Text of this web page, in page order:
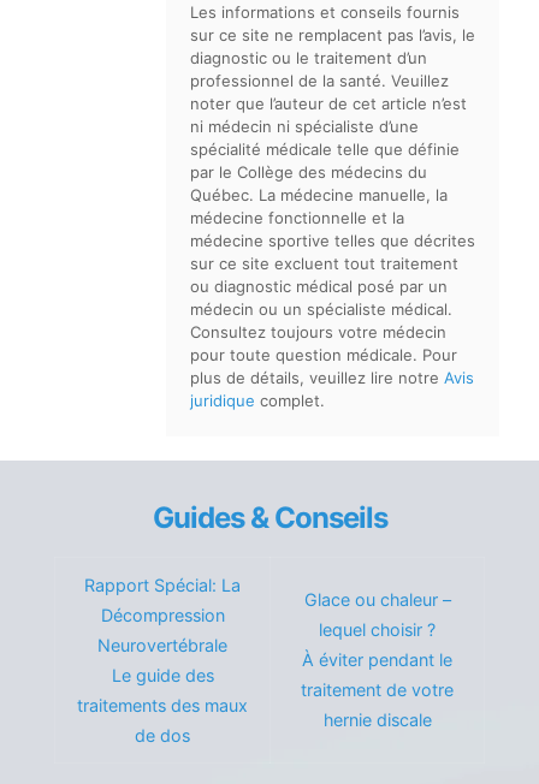
Les informations et conseils fournis
sur ce site ne remplacent pas l’avis, le
diagnostic ou le traitement d’un
professionnel de la santé. Veuillez
noter que l’auteur de cet article n’est
ni médecin ni spécialiste d’une
spécialité médicale telle que définie
par le Collège des médecins du
Québec. La médecine manuelle, la
médecine fonctionnelle et la
médecine sportive telles que décrites
sur ce site excluent tout traitement
ou diagnostic médical posé par un
médecin ou un spécialiste médical.
Consultez toujours votre médecin
pour toute question médicale. Pour
plus de détails, veuillez lire notre Avis
juridique complet.
Guides & Conseils
Rapport Spécial: La
Décompression
Neurovertébrale
Le guide des
traitements des maux
de dos
Glace ou chaleur –
lequel choisir ?
À éviter pendant le
traitement de votre
hernie discale